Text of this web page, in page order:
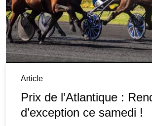
Article
Prix de l’Atlantique :
d’exception ce samedi !